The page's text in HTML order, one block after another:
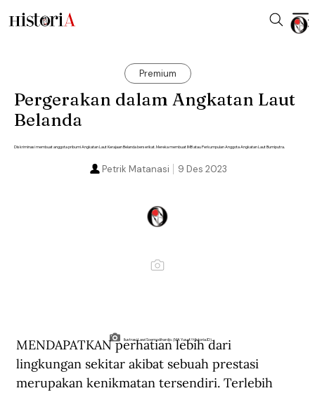
Premium
Pergerakan dalam Angkatan Laut
Belanda
Diskriminasi membuat anggota pribumi Angkatan Laut Kerajaan Belanda berserikat. Mereka membuat IMB atau Perkumpulan Anggota Angkatan Laut Bumiputra.
9 Des 2023
Petrik Matanasi
Ilustrasi Lawi Soemodihardjo. (MA Yusuf/Historia.ID).
MENDAPATKAN perhatian lebih dari
lingkungan sekitar akibat sebuah prestasi
merupakan kenikmatan tersendiri. Terlebih